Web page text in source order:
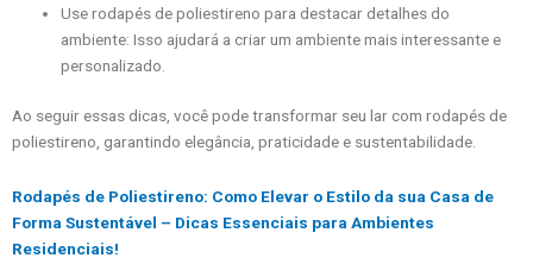
Use rodapés de poliestireno para destacar detalhes do
ambiente: Isso ajudará a criar um ambiente mais interessante e
personalizado.
Ao seguir essas dicas, você pode transformar seu lar com rodapés de
poliestireno, garantindo elegância, praticidade e sustentabilidade.
Rodapés de Poliestireno: Como Elevar o Estilo da sua Casa de
Forma Sustentável – Dicas Essenciais para Ambientes
Residenciais!